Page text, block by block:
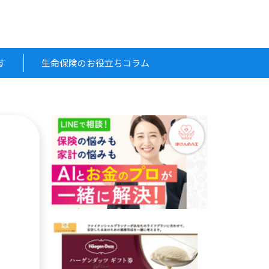
生命保険のお役立ちコラム